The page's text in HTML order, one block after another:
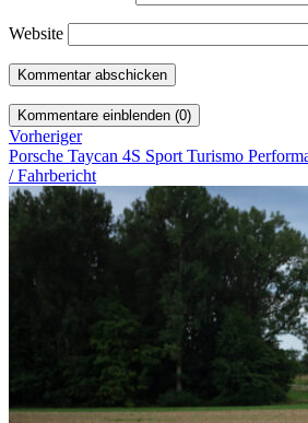
Website
Kommentare einblenden (0)
Vorheriger
Porsche Taycan 4S Sport Turismo
/ Fahrbericht